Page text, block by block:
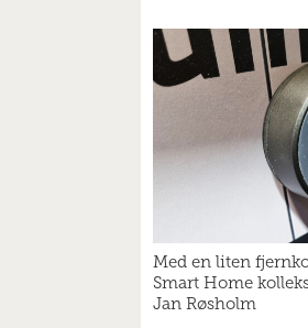
Med en liten
Smart Home
Jan Røsholm